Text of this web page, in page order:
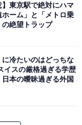
】東京駅で絶対にハマ
ホーム」と「メトロ乗
の絶望トラップ
に冷たいのはどっちな
イスの厳格過ぎる学歴
日本の曖昧過ぎる外国